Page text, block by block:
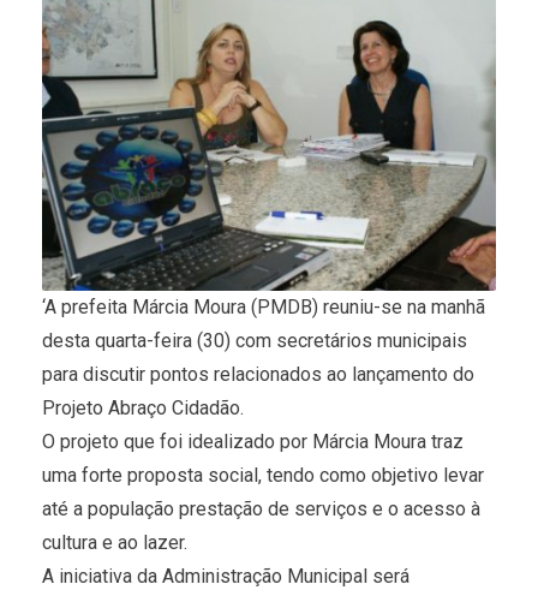
‘A prefeita Márcia Moura (PMDB) reuniu-se na manhã
desta quarta-feira (30) com secretários municipais
para discutir pontos relacionados ao lançamento do
Projeto Abraço Cidadão.
O projeto que foi idealizado por Márcia Moura traz
uma forte proposta social, tendo como objetivo levar
até a população prestação de serviços e o acesso à
cultura e ao lazer.
A iniciativa da Administração Municipal será